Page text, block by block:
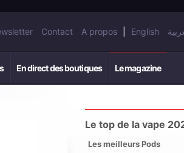
Contact A propos English
En direct des boutiques Le magazine
Le top de la vape
Les meilleurs Pods